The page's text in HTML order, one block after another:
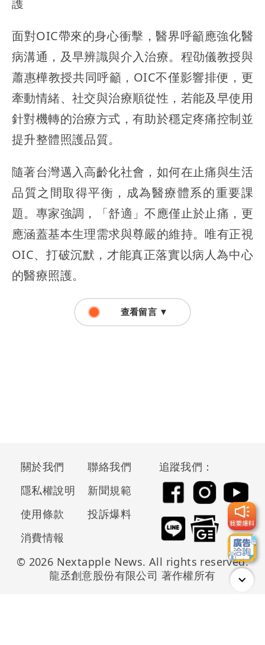
護
面對OIC帶來的身心衝擊，醫界呼籲應強化醫
病溝通，及早辨識與介入治療。程劭儀教授與
蕭惠樺教授共同呼籲，OIC不僅影響排便，更
牽動情緒、社交與治療順從性，若能及早使用
針對機轉的治療方式，有助於穩定疼痛控制並
提升整體照護品質。
隨著台灣邁入高齡化社會，如何在止痛與生活
品質之間取得平衡，成為醫療體系的重要課
題。專家強調，「舒適」不應僅止於止痛，更
應涵蓋基本生理需求與尊嚴的維持。唯有正視
OIC、打破沉默，才能真正落實以病人為中心
的醫療照護。
查看留言 ▼
關於我們
聯絡我們
隱私權說明
新聞規範
使用條款
投訴爆料
消費情報
追蹤我們：
© 2026 Nextapple News. All rights reserved.
龍丞創意股份有限公司 著作權所有